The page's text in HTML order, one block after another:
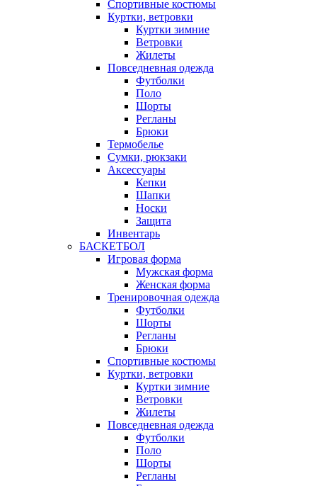
Спортивные костюмы
Куртки, ветровки
Куртки зимние
Ветровки
Жилеты
Повседневная одежда
Футболки
Поло
Шорты
Регланы
Брюки
Термобелье
Сумки, рюкзаки
Аксессуары
Кепки
Шапки
Носки
Защита
Инвентарь
БАСКЕТБОЛ
Игровая форма
Мужская форма
Женская форма
Тренировочная одежда
Футболки
Шорты
Регланы
Брюки
Спортивные костюмы
Куртки, ветровки
Куртки зимние
Ветровки
Жилеты
Повседневная одежда
Футболки
Поло
Шорты
Регланы